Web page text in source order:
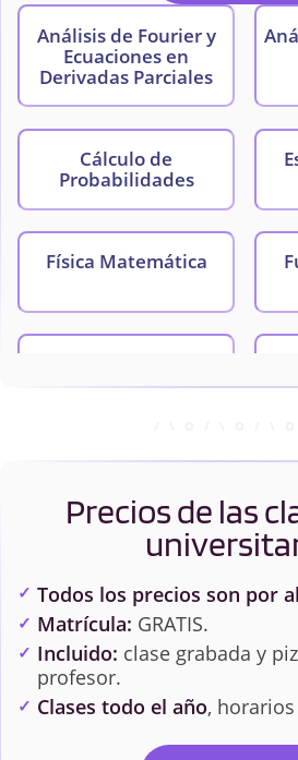
Análisis de Fourier y
Ecuaciones en
Derivadas Parciales
Cálculo de
Probabilidades
Física Matemática
matemático,
Precios de las
Todos los precios son por
Matrícula: GRATIS.
Incluido: clase grabada y
profesor.
Clases todo el año,